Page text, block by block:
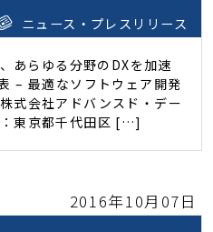
ニュース・プレスリリース
あらゆる分野のDXを加速
最適なソフトウェア開発
式会社アドバンスド・デー
東京都千代田区 […]
2016年10月07日